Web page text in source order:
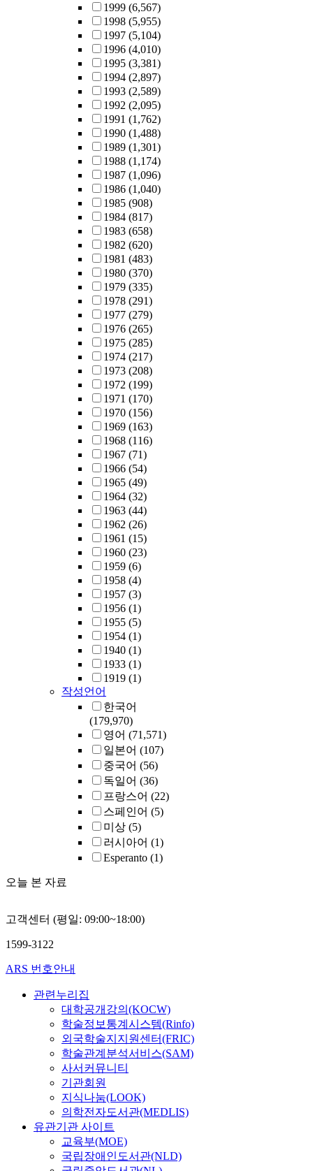
1999 (6,567)
1998 (5,955)
1997 (5,104)
1996 (4,010)
1995 (3,381)
1994 (2,897)
1993 (2,589)
1992 (2,095)
1991 (1,762)
1990 (1,488)
1989 (1,301)
1988 (1,174)
1987 (1,096)
1986 (1,040)
1985 (908)
1984 (817)
1983 (658)
1982 (620)
1981 (483)
1980 (370)
1979 (335)
1978 (291)
1977 (279)
1976 (265)
1975 (285)
1974 (217)
1973 (208)
1972 (199)
1971 (170)
1970 (156)
1969 (163)
1968 (116)
1967 (71)
1966 (54)
1965 (49)
1964 (32)
1963 (44)
1962 (26)
1961 (15)
1960 (23)
1959 (6)
1958 (4)
1957 (3)
1956 (1)
1955 (5)
1954 (1)
1940 (1)
1933 (1)
1919 (1)
작성언어
한국어
(179,970)
영어 (71,571)
일본어 (107)
중국어 (56)
독일어 (36)
프랑스어 (22)
스페인어 (5)
미상 (5)
러시아어 (1)
Esperanto (1)
오늘 본 자료
고객센터 (평일: 09:00~18:00)
1599-3122
ARS 번호안내
관련누리집
대학공개강의(KOCW)
학술정보통계시스템(Rinfo)
외국학술지지원센터(FRIC)
학술관계분석서비스(SAM)
사서커뮤니티
기관회원
지식나눔(LOOK)
의학전자도서관(MEDLIS)
유관기관 사이트
교육부(MOE)
국립장애인도서관(NLD)